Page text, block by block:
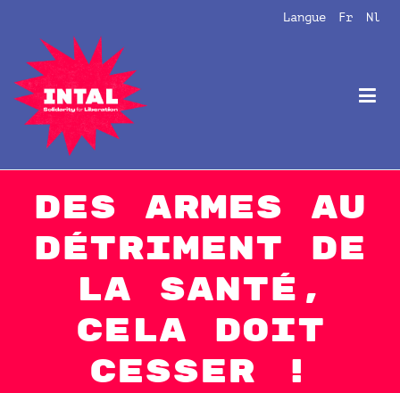
Langue Fr Nl
Intal
Globalize Solidarity!
Des armes au
détriment de
la santé,
cela doit
cesser !